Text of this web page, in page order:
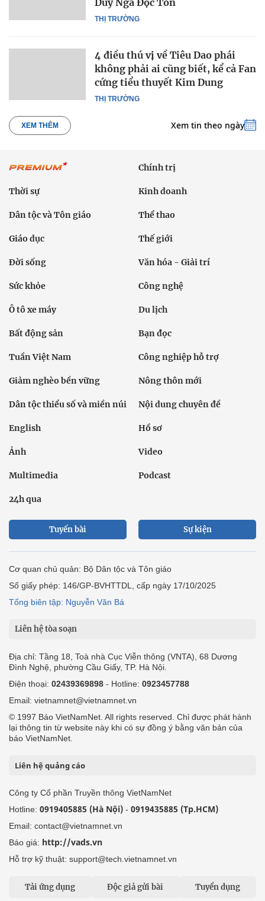
THỊ TRƯỜNG
Duy Ngã Độc Tôn
THỊ TRƯỜNG
4 điều thú vị về Tiêu Dao phái
không phải ai cũng biết, kể cả Fan
cứng tiểu thuyết Kim Dung
XEM THÊM Xem tin theo ngày
Chính trị
Thời sự Kinh doanh
Dân tộc và Tôn giáo Thể thao
Giáo dục Thế giới
Đời sống Văn hóa - Giải trí
Sức khỏe Công nghệ
Ô tô xe máy Du lịch
Bất động sản Bạn đọc
Tuần Việt Nam Công nghiệp hỗ trợ
Giảm nghèo bền vững Nông thôn mới
Dân tộc thiểu số và miền núi Nội dung chuyên đề
English Hồ sơ
Ảnh Video
Multimedia Podcast
24h qua
Tuyến bài Sự kiện
Cơ quan chủ quản: Bộ Dân tộc và Tôn giáo
Số giấy phép: 146/GP-BVHTTDL, cấp ngày 17/10/2025
Tổng biên tập: Nguyễn Văn Bá
Liên hệ tòa soạn
Địa chỉ: Tầng 18, Toà nhà Cục Viễn thông (VNTA), 68 Dương
Đình Nghệ, phường Cầu Giấy, TP. Hà Nội.
Điện thoại: 02439369898 - Hotline: 0923457788
Email: vietnamnet@vietnamnet.vn
© 1997 Báo VietNamNet. All rights reserved. Chỉ được phát hành
lại thông tin từ website này khi có sự đồng ý bằng văn bản của
báo VietNamNet.
Liên hệ quảng cáo
Công ty Cổ phần Truyền thông VietNamNet
Hotline: 0919405885 (Hà Nội) - 0919435885 (Tp.HCM)
Email: contact@vietnamnet.vn
Báo giá: http://vads.vn
Hỗ trợ kỹ thuật: support@tech.vietnamnet.vn
Tải ứng dụng Độc giả gửi bài Tuyển dụng